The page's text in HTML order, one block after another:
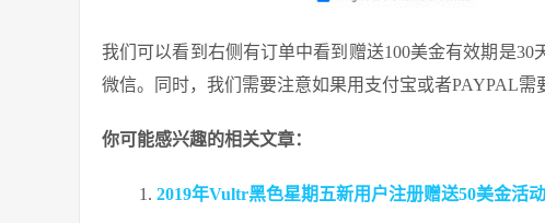
我们可以看到右侧有订单中看到赠送100美金有效期是
微信。同时，我们需要注意如果用支付宝或者PAYPAL需
你可能感兴趣的相关文章：
2019年Vultr黑色星期五新用户注册赠送50美金活动